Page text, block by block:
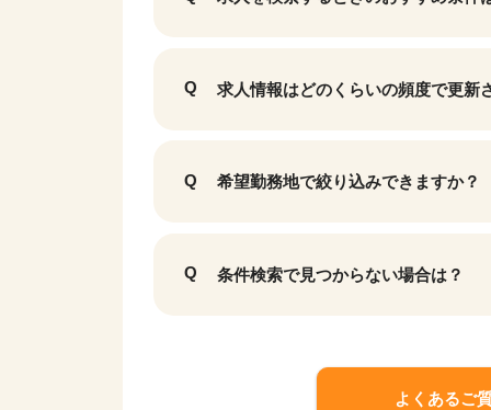
求人情報はどのくらいの頻度で更新
希望勤務地で絞り込みできますか？
条件検索で見つからない場合は？
よくあるご